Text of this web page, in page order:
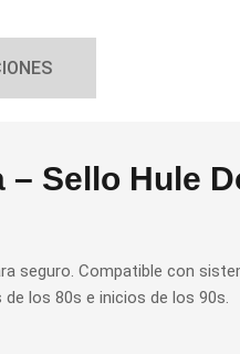
Sello Hule
seguro. Compatible con
los 80s e inicios de los 90s.